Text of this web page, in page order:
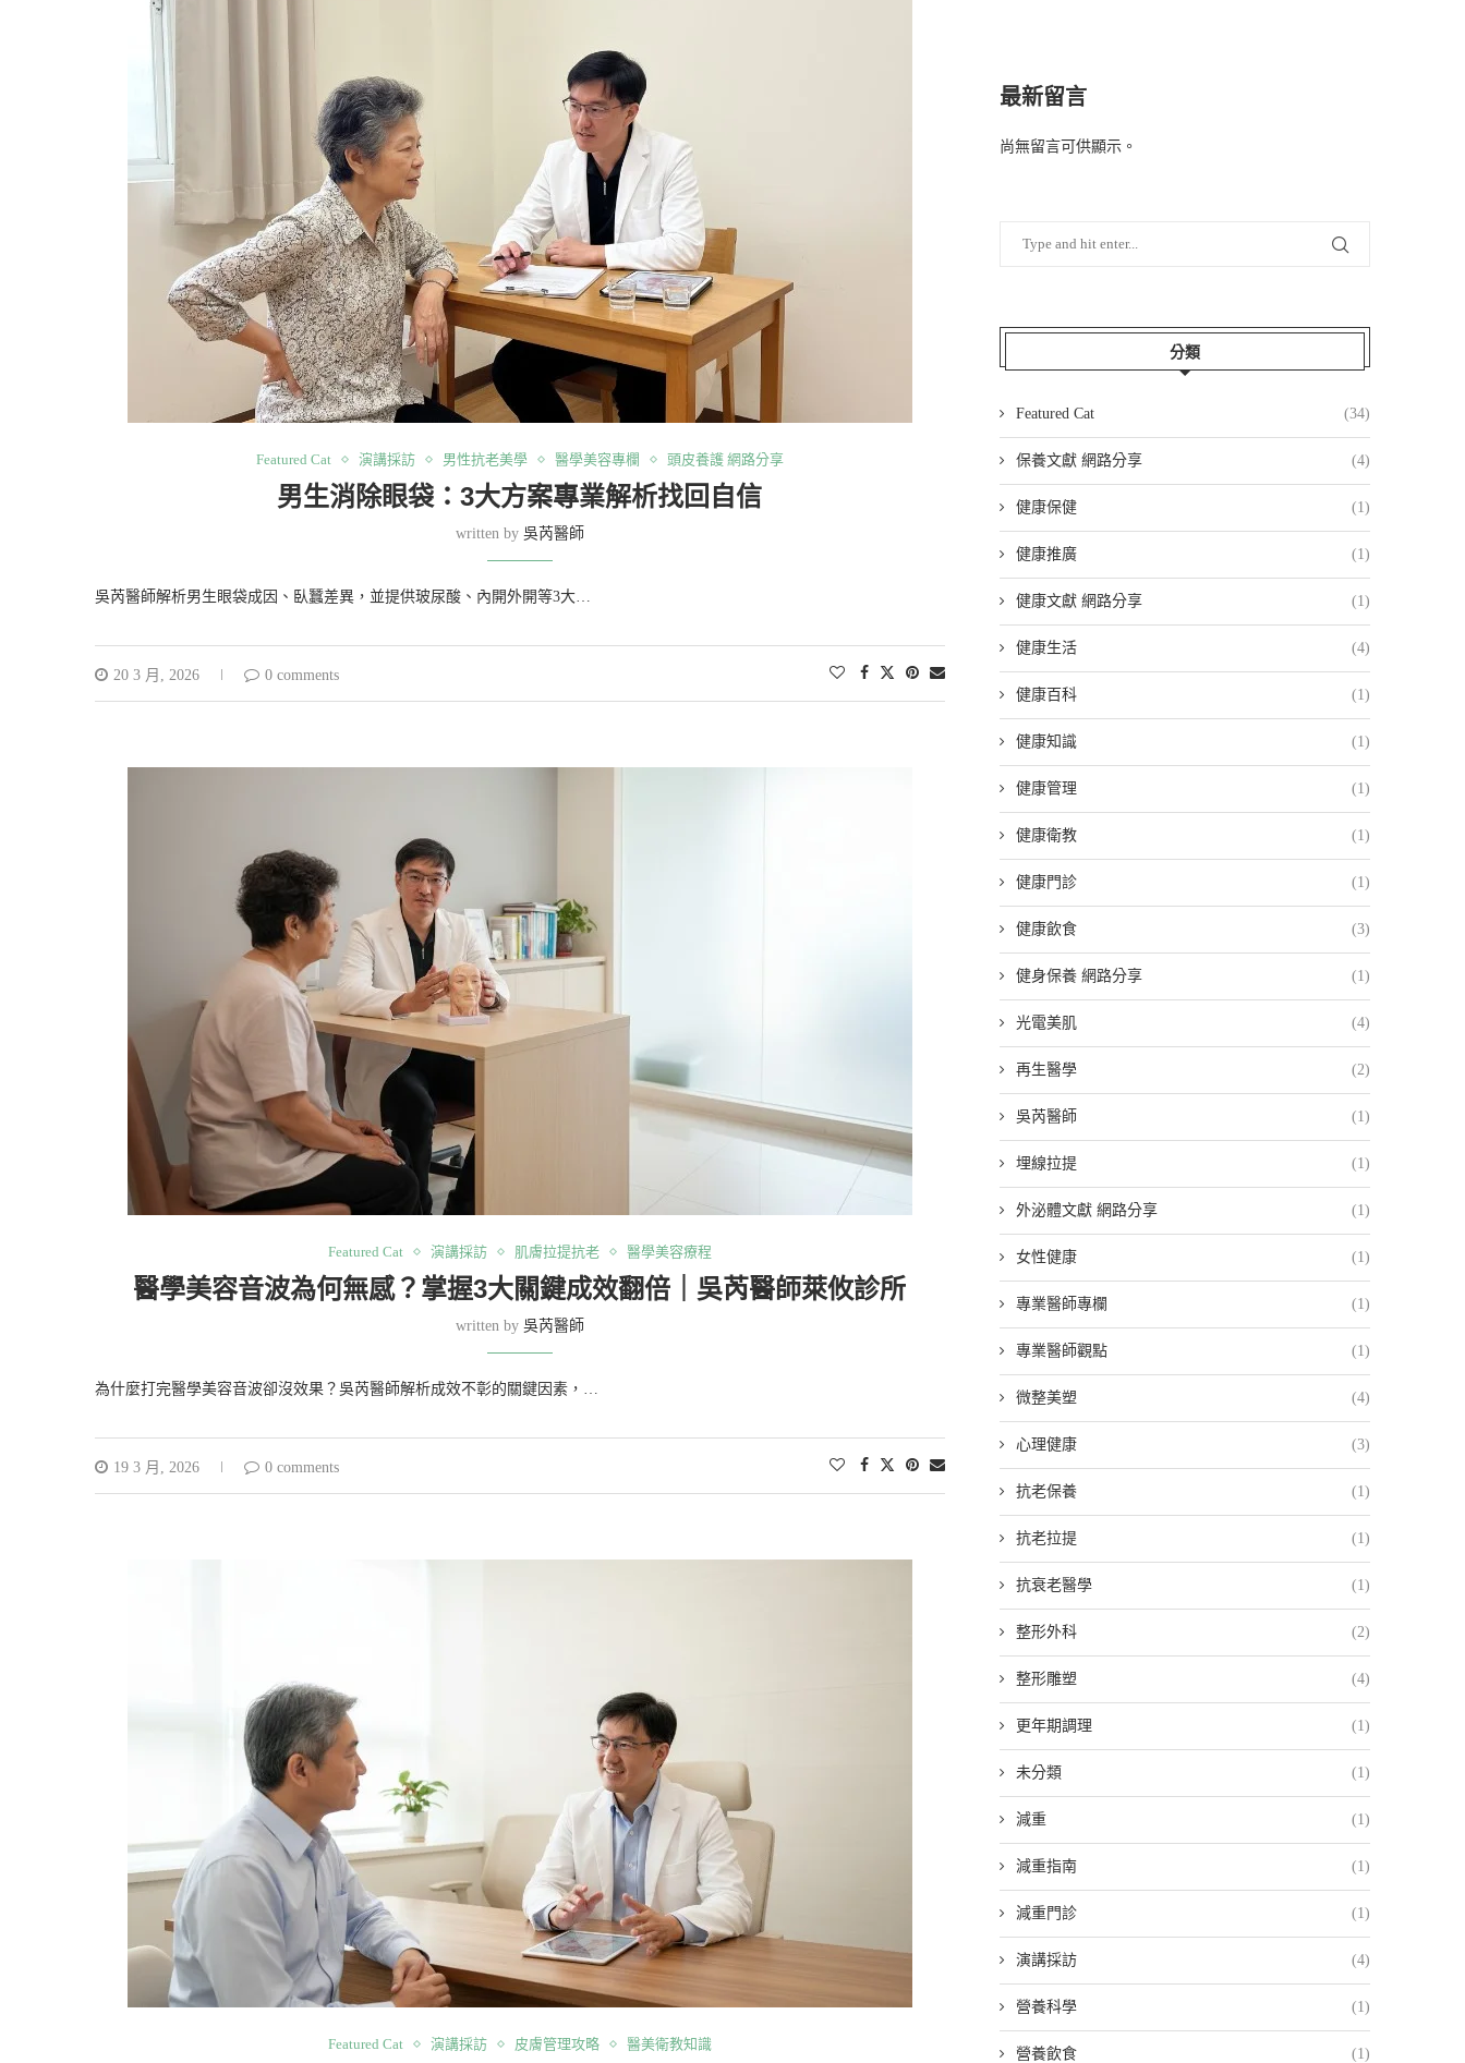
Featured Cat 演講採訪 男性抗老美學 醫學美容專欄 頭皮養護 網路分享
男生消除眼袋：3大方案專業解析找回自信
written by 吳芮醫師
吳芮醫師解析男生眼袋成因、臥蠶差異，並提供玻尿酸、內開外開等3大…
20 3 月, 2026 0 comments
Featured Cat 演講採訪 肌膚拉提抗老 醫學美容療程
醫學美容音波為何無感？掌握3大關鍵成效翻倍｜吳芮醫師萊攸診所
written by 吳芮醫師
為什麼打完醫學美容音波卻沒效果？吳芮醫師解析成效不彰的關鍵因素，…
19 3 月, 2026 0 comments
Featured Cat 演講採訪 皮膚管理攻略 醫美衛教知識
最新留言
尚無留言可供顯示。
分類
Featured Cat (34)
保養文獻 網路分享 (4)
健康保健 (1)
健康推廣 (1)
健康文獻 網路分享 (1)
健康生活 (4)
健康百科 (1)
健康知識 (1)
健康管理 (1)
健康衛教 (1)
健康門診 (1)
健康飲食 (3)
健身保養 網路分享 (1)
光電美肌 (4)
再生醫學 (2)
吳芮醫師 (1)
埋線拉提 (1)
外泌體文獻 網路分享 (1)
女性健康 (1)
專業醫師專欄 (1)
專業醫師觀點 (1)
微整美塑 (4)
心理健康 (3)
抗老保養 (1)
抗老拉提 (1)
抗衰老醫學 (1)
整形外科 (2)
整形雕塑 (4)
更年期調理 (1)
未分類 (1)
減重 (1)
減重指南 (1)
減重門診 (1)
演講採訪 (4)
營養科學 (1)
營養飲食 (1)